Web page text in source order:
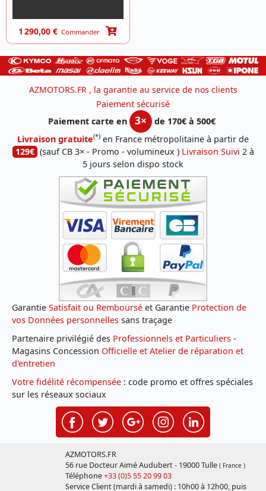
1 290,00 € Commander
AZMOTORS.FR , la garantie au service de nos clients
Paiement sécurisé
Paiement carte en
3×
de 170€ à 500€
Livraison gratuite(*) en France métropolitaine à partir de
129€ (sauf CB 3× - Promo - volumineux ) Livraison Suivi 2 à
5 jours selon dispo stock
Garantie Satisfait ou Remboursé et Garantie Protection de
vos Données personnelles sans traçage
Partenaire privilégié des Professionnels et Particuliers -
Magasins Concession Officielle et Atelier de réparation et
d'entretien
Votre fidélité récompensée : code promo et offres spéciales
sur les réseaux sociaux
AZMOTORS.FR
56 rue Docteur Aimé Audubert - 19000 Tulle ( France )
Téléphone+33 (0)5 55 20 99 03
Service Client (mardi à samedi) : 10h00 à 12h00, puis